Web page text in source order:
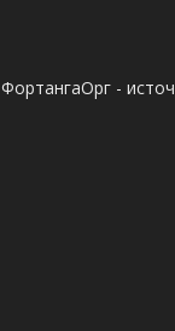
ФортангаОрг -